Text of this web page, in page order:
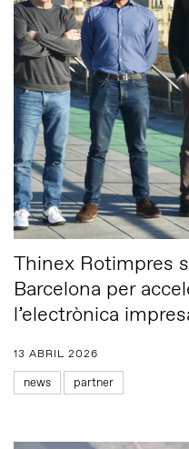
Thinex Rotimpres
Barcelona per
l’electrònica
13 ABRIL 2026
news partner